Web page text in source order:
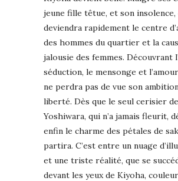
jeune fille têtue, et son insolence,
deviendra rapidement le centre
des hommes du quartier et la
jalousie des femmes. Découvrant
séduction, le mensonge et
ne perdra pas de vue son
liberté. Dès que le seul cerisier
Yoshiwara, qui n’a jamais fleurit,
enfin le charme des pétales de
partira. C’est entre un nuage
et une triste réalité, que se
devant les yeux de Kiyoha,